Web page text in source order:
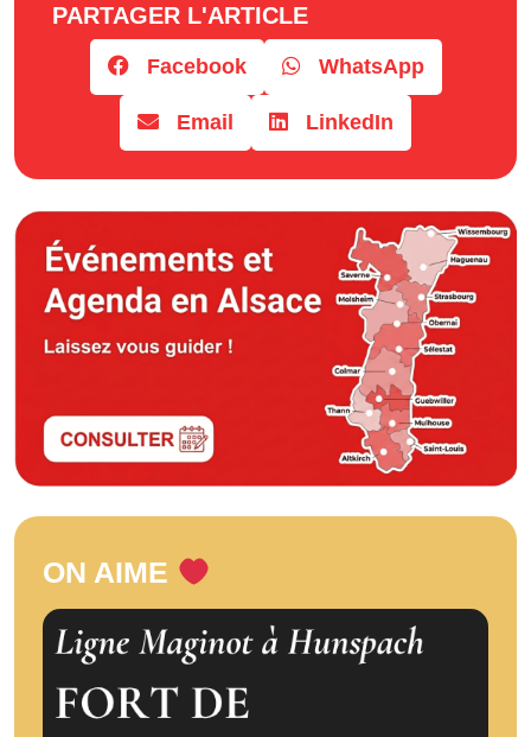
PARTAGER L'ARTICLE
Facebook WhatsApp
Email LinkedIn
ON AIME